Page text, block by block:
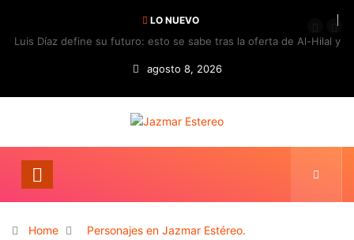
LO NUEVO
Luis Díaz define su futuro: esto se sabe tras la oferta de Al-Hilal y
la respuesta del Bayern
agosto 8, 2026
Home
Personajes en Jazmar Estéreo.